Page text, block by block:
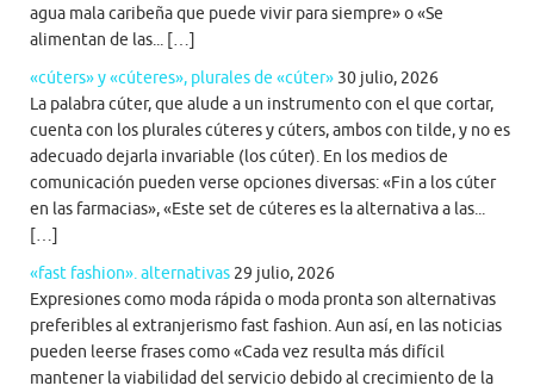
agua mala caribeña que puede vivir para siempre» o «Se
alimentan de las... […]
«cúters» y «cúteres», plurales de «cúter» 30 julio, 2026
La palabra cúter, que alude a un instrumento con el que cortar,
cuenta con los plurales cúteres y cúters, ambos con tilde, y no es
adecuado dejarla invariable (los cúter). En los medios de
comunicación pueden verse opciones diversas: «Fin a los cúter
en las farmacias», «Este set de cúteres es la alternativa a las...
[…]
«fast fashion». alternativas 29 julio, 2026
Expresiones como moda rápida o moda pronta son alternativas
preferibles al extranjerismo fast fashion. Aun así, en las noticias
pueden leerse frases como «Cada vez resulta más difícil
mantener la viabilidad del servicio debido al crecimiento de la